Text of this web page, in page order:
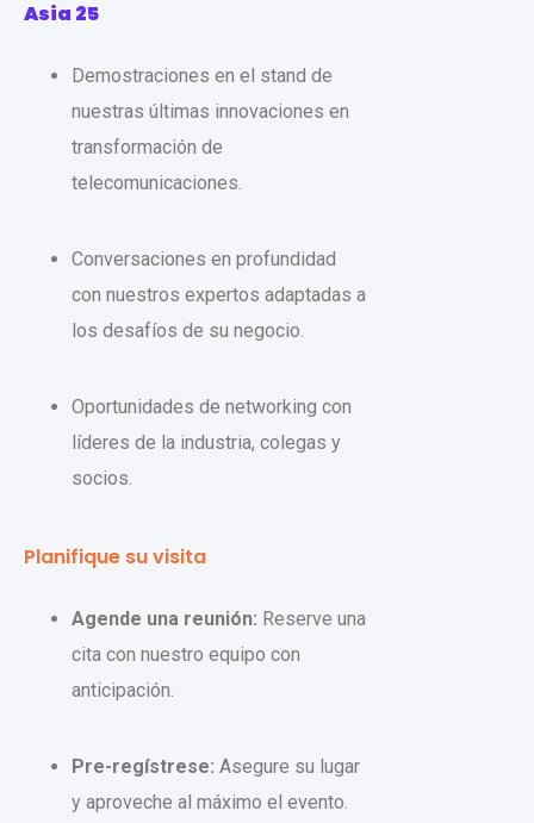
Asia 25
Demostraciones en el stand de
nuestras últimas innovaciones en
transformación de
telecomunicaciones.
Conversaciones en profundidad
con nuestros expertos adaptadas a
los desafíos de su negocio.
Oportunidades de networking con
líderes de la industria, colegas y
socios.
Planifique su visita
Agende una reunión: Reserve una
cita con nuestro equipo con
anticipación.
Pre-regístrese: Asegure su lugar
y aproveche al máximo el evento.